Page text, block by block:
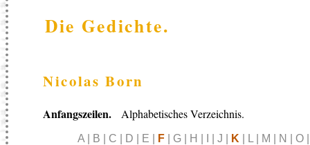
Die Gedichte.
Nicolas Born
Anfangszeilen. Alphabetisches Verzeichnis.
A | B | C | D | E | F | G | H | I | J | K | L | M | N |